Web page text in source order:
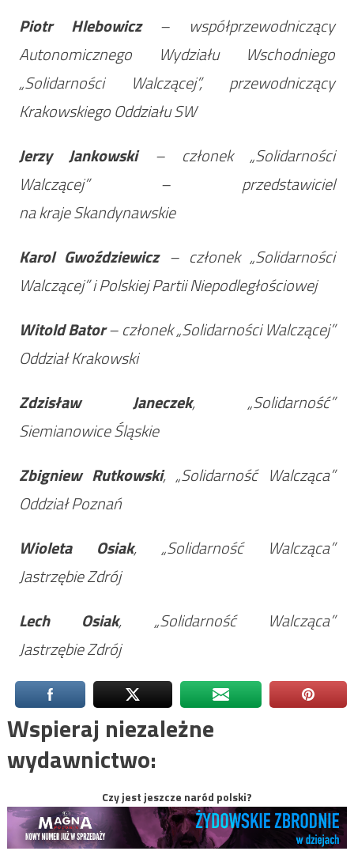
Piotr Hlebowicz– współprzewodniczący
Autonomicznego Wydziału Wschodniego
„Solidarności Walczącej”, przewodniczący
Krakowskiego Oddziału SW
Jerzy Jankowski– członek „Solidarności
Walczącej” – przedstawiciel
na kraje Skandynawskie
Karol Gwoździewicz– członek „Solidarności
Walczącej” i Polskiej Partii Niepodległościowej
Witold Bator– członek „Solidarności Walczącej”
Oddział Krakowski
Zdzisław Janeczek, „Solidarność”
Siemianowice Śląskie
Zbigniew Rutkowski, „Solidarność Walcząca”
Oddział Poznań
Wioleta Osiak, „Solidarność Walcząca”
Jastrzębie Zdrój
Lech Osiak, „Solidarność Walcząca”
Jastrzębie Zdrój
Wspieraj niezależne
wydawnictwo:
Czy jest jeszcze naród polski?